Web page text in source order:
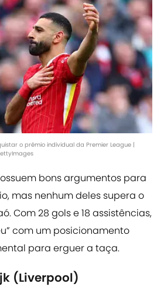
o prêmio individual da Premier League |
bons argumentos para
mas nenhum deles supera o
Com 28 gols e 18 assistências,
com um posicionamento
para erguer a taça.
(Liverpool)